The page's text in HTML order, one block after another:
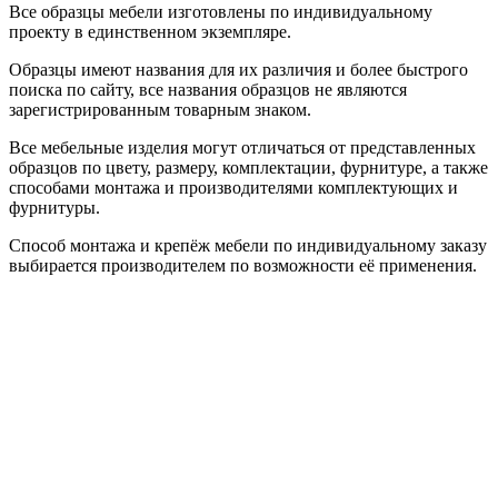
Все образцы мебели изготовлены по индивидуальному
проекту в единственном экземпляре.
Образцы имеют названия для их различия и более быстрого
поиска по сайту, все названия образцов не являются
зарегистрированным товарным знаком.
Все мебельные изделия могут отличаться от представленных
образцов по цвету, размеру, комплектации, фурнитуре, а также
способами монтажа и производителями комплектующих и
фурнитуры.
Способ монтажа и крепёж мебели по индивидуальному заказу
выбирается производителем по возможности её применения.